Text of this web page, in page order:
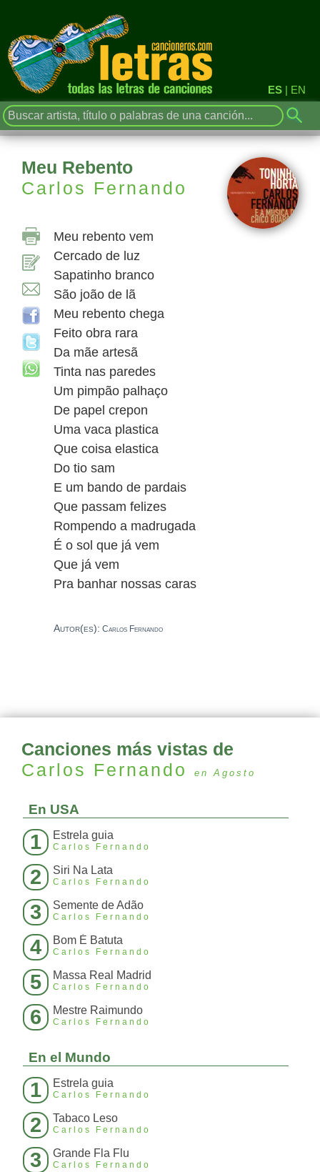
ES | EN
Meu Rebento
Carlos Fernando
Meu rebento vem
Cercado de luz
Sapatinho branco
São joão de lã
Meu rebento chega
Feito obra rara
Da mãe artesã
Tinta nas paredes
Um pimpão palhaço
De papel crepon
Uma vaca plastica
Que coisa elastica
Do tio sam
E um bando de pardais
Que passam felizes
Rompendo a madrugada
É o sol que já vem
Que já vem
Pra banhar nossas caras
Autor(es): Carlos Fernando
Canciones más vistas de
Carlos Fernando
en Agosto
En USA
1 Estrela guia
Carlos Fernando
2 Siri Na Lata
Carlos Fernando
3 Semente de Adão
Carlos Fernando
4 Bom É Batuta
Carlos Fernando
5 Massa Real Madrid
Carlos Fernando
6 Mestre Raimundo
Carlos Fernando
En el Mundo
1 Estrela guia
Carlos Fernando
2 Tabaco Leso
Carlos Fernando
3 Grande Fla Flu
Carlos Fernando